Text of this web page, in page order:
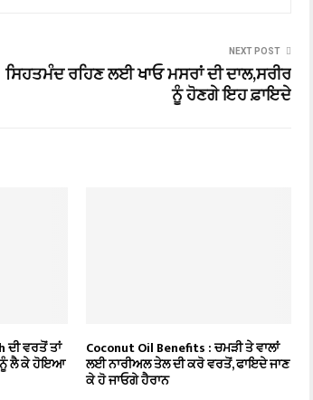
NEXT POST
ਸਿਹਤਮੰਦ ਰਹਿਣ ਲਈ ਖਾਓ ਮਸਰਾਂ ਦੀ ਦਾਲ,ਸਰੀਰ
ਨੂੰ ਹੋਣਗੇ ਇਹ ਫ਼ਾਇਦੇ
ਵਰਤੋਂ ਤਾਂ
ਨੂੰ ਲੈ ਕੇ ਹੋਇਆ
Coconut Oil Benefits : ਚਮੜੀ ਤੇ ਵਾਲਾਂ
ਲਈ ਨਾਰੀਅਲ ਤੇਲ ਦੀ ਕਰੋ ਵਰਤੋਂ, ਫਾਇਦੇ ਜਾਣ
ਕੇ ਹੋ ਜਾਓਗੇ ਹੈਰਾਨ